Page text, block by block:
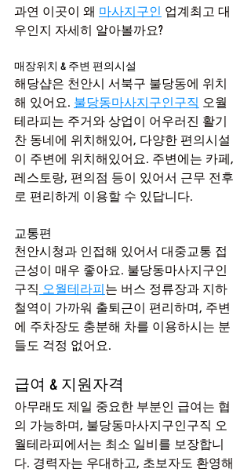
과연 이곳이 왜 마사지구인 업계최고 대
우인지 자세히 알아볼까요?
매장위치 & 주변 편의시설
해당샵은 천안시 서북구 불당동에 위치
해 있어요. 불당동마사지구인구직 오월
테라피는 주거와 상업이 어우러진 활기
찬 동네에 위치해있어, 다양한 편의시설
이 주변에 위치해있어요. 주변에는 카페,
레스토랑, 편의점 등이 있어서 근무 전후
로 편리하게 이용할 수 있답니다.
교통편
천안시청과 인접해 있어서 대중교통 접
근성이 매우 좋아요. 불당동마사지구인
구직 오월테라피는 버스 정류장과 지하
철역이 가까워 출퇴근이 편리하며, 주변
에 주차장도 충분해 차를 이용하시는 분
들도 걱정 없어요.
급여 & 지원자격
아무래도 제일 중요한 부분인 급여는 협
의 가능하며, 불당동마사지구인구직 오
월테라피에서는 최소 일비를 보장합니
다. 경력자는 우대하고, 초보자도 환영해